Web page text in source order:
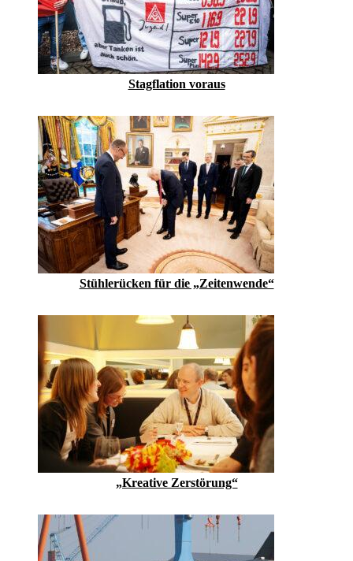
Stagflation voraus
Stühlerücken für die „Zeitenwende“
„Kreative Zerstörung“